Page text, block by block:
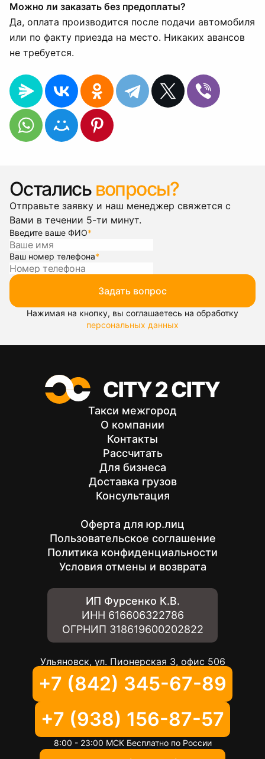
Можно ли заказать без предоплаты?
Да, оплата производится после подачи автомобиля
или по факту приезда на место. Никаких авансов
не требуется.
Остались вопросы?
Отправьте заявку и наш менеджер свяжется с
Вами в течении 5-ти минут.
Введите ваше ФИО*
Ваш номер телефона*
Задать вопрос
Нажимая на кнопку, вы соглашаетесь на обработку
персональных данных
Такси межгород
О компании
Контакты
Рассчитать
Для бизнеса
Доставка грузов
Консультация
Оферта для юр.лиц
Пользовательское соглашение
Политика конфиденциальности
Условия отмены и возврата
ИП Фурсенко К.В.
ИНН 616606322786
ОГРНИП 318619600202822
Ульяновск, ул. Пионерская 3, офис 506
+7 (842) 345-67-89
+7 (938) 156-87-57
8:00 - 23:00 МСК Бесплатно по России